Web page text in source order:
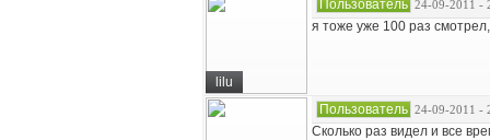
lilu
Пользователь 24-09-2011 -
я тоже уже 100 раз
Пользователь 24-09-2011 -
Сколько раз видел и все